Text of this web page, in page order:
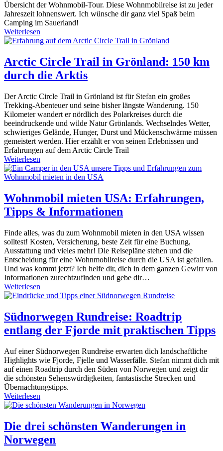
Übersicht der Wohnmobil-Tour. Diese Wohnmobilreise ist zu jeder
Jahreszeit lohnenswert. Ich wünsche dir ganz viel Spaß beim
Camping im Sauerland!
Weiterlesen
Arctic Circle Trail in Grönland: 150 km
durch die Arktis
Der Arctic Circle Trail in Grönland ist für Stefan ein großes
Trekking-Abenteuer und seine bisher längste Wanderung. 150
Kilometer wandert er nördlich des Polarkreises durch die
beeindruckende und wilde Natur Grönlands. Wechselndes Wetter,
schwieriges Gelände, Hunger, Durst und Mückenschwärme müssen
gemeistert werden. Hier erzählt er von seinen Erlebnissen und
Erfahrungen auf dem Arctic Circle Trail
Weiterlesen
Wohnmobil mieten USA: Erfahrungen,
Tipps & Informationen
Finde alles, was du zum Wohnmobil mieten in den USA wissen
solltest! Kosten, Versicherung, beste Zeit für eine Buchung,
Ausstattung und vieles mehr! Die Reisepläne stehen und die
Entscheidung für eine Wohnmobilreise durch die USA ist gefallen.
Und was kommt jetzt? Ich helfe dir, dich in dem ganzen Gewirr von
Informationen zurechtzufinden und gebe dir…
Weiterlesen
Südnorwegen Rundreise: Roadtrip
entlang der Fjorde mit praktischen Tipps
Auf einer Südnorwegen Rundreise erwarten dich landschaftliche
Highlights wie Fjorde, Fjelle und Wasserfälle. Stefan nimmt dich mit
auf einen Roadtrip durch den Süden von Norwegen und zeigt dir
die schönsten Sehenswürdigkeiten, fantastische Strecken und
Übernachtungstipps.
Weiterlesen
Die drei schönsten Wanderungen in
Norwegen